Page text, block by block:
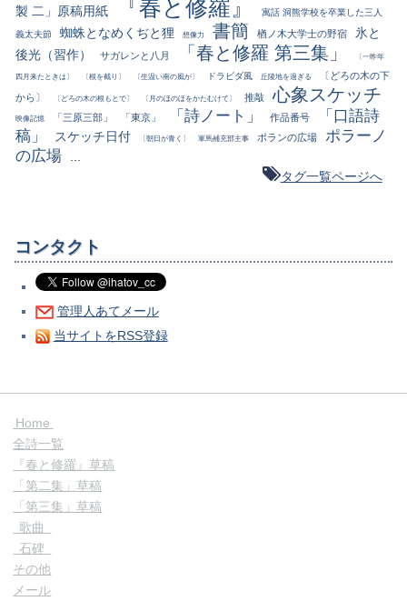
製 二」原稿用紙
『春と修羅』 寓話 洞熊学校を卒業した三人
義太夫節 蜘蛛となめくぢと狸 想像力 書簡 楢ノ木大学士の野宿
氷と
後光（習作）
サガレンと八月 「春と修羅 第三集」 〔一昨年
四月来たときは〕 〔根を截り〕 〔生温い南の風が〕 ドラビダ風 丘陵地を過ぎる
〔どろの木の下
から〕
〔どろの木の根もとで〕 〔月のほのほをかたむけて〕 推敲 心象スケッチ
映像記憶 「三原三部」 「東京」 「詩ノート」 作品番号
「口語詩
稿」
スケッチ日付 〔朝日が青く〕 軍馬補充部主事 ポランの広場
ポラーノ
の広場
タグ一覧ページへ
コンタクト
管理人あてメール
当サイトをRSS登録
Home
全詩一覧
『春と修羅』草稿
「第二集」草稿
「第三集」草稿
歌曲
石碑
その他
メール